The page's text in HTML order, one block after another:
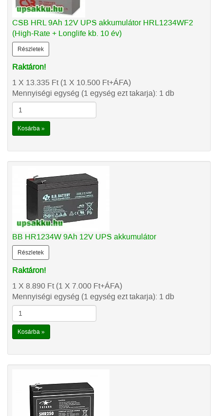
CSB HRL 9Ah 12V UPS akkumulátor HRL1234WF2
(High-Rate + Longlife kb. 10 év)
Részletek
Raktáron!
1 X 13.335 Ft(1 X 10.500 Ft+ÁFA)
Mennyiségi egység (1 egység ezt takarja): 1 db
Kosárba »
BB HR1234W 9Ah 12V UPS akkumulátor
Részletek
Raktáron!
1 X 8.890 Ft(1 X 7.000 Ft+ÁFA)
Mennyiségi egység (1 egység ezt takarja): 1 db
Kosárba »